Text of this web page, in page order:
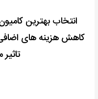
انتخاب بهترین
کاهش هزینه های